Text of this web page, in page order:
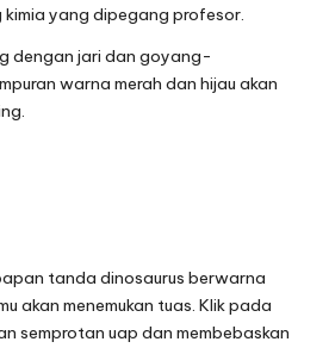
kimia yang dipegang profesor.
dengan jari dan goyang-
warna merah dan hijau akan
tanda dinosaurus berwarna
akan menemukan tuas. Klik pada
semprotan uap dan membebaskan